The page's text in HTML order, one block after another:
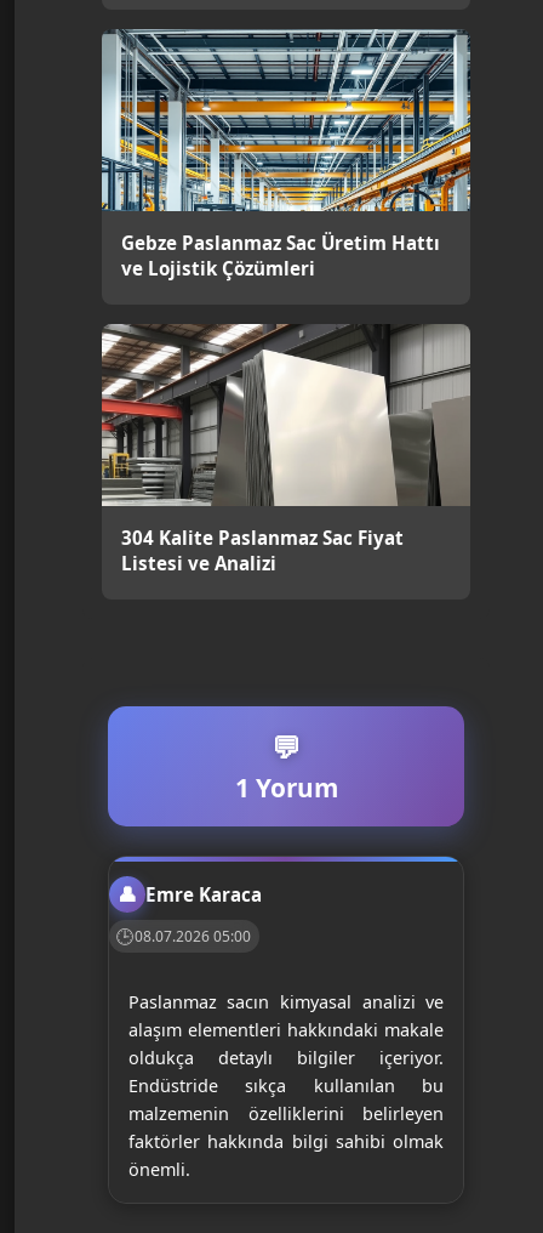
Gebze Paslanmaz Sac Üretim Hattı
ve Lojistik Çözümleri
304 Kalite Paslanmaz Sac Fiyat
Listesi ve Analizi
1 Yorum
Emre Karaca
08.07.2026 05:00
Paslanmaz sacın kimyasal analizi ve
alaşım elementleri hakkındaki makale
oldukça detaylı bilgiler içeriyor.
Endüstride sıkça kullanılan bu
malzemenin özelliklerini belirleyen
faktörler hakkında bilgi sahibi olmak
önemli.